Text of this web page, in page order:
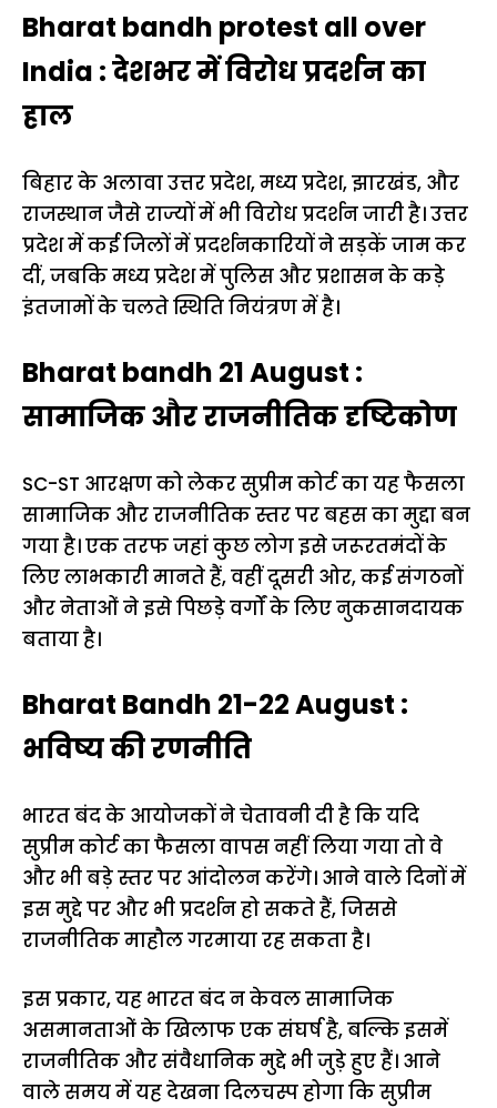
Bharat bandh protest all over
India : देशभर में विरोध प्रदर्शन का
हाल
बिहार के अलावा उत्तर प्रदेश, मध्य प्रदेश, झारखंड, और
राजस्थान जैसे राज्यों में भी विरोध प्रदर्शन जारी है। उत्तर
प्रदेश में कई जिलों में प्रदर्शनकारियों ने सड़कें जाम कर
दीं, जबकि मध्य प्रदेश में पुलिस और प्रशासन के कड़े
इंतजामों के चलते स्थिति नियंत्रण में है।
Bharat bandh 21 August :
सामाजिक और राजनीतिक दृष्टिकोण
SC-ST आरक्षण को लेकर सुप्रीम कोर्ट का यह फैसला
सामाजिक और राजनीतिक स्तर पर बहस का मुद्दा बन
गया है। एक तरफ जहां कुछ लोग इसे जरूरतमंदों के
लिए लाभकारी मानते हैं, वहीं दूसरी ओर, कई संगठनों
और नेताओं ने इसे पिछड़े वर्गों के लिए नुकसानदायक
बताया है।
Bharat Bandh 21-22 August :
भविष्य की रणनीति
भारत बंद के आयोजकों ने चेतावनी दी है कि यदि
सुप्रीम कोर्ट का फैसला वापस नहीं लिया गया तो वे
और भी बड़े स्तर पर आंदोलन करेंगे। आने वाले दिनों में
इस मुद्दे पर और भी प्रदर्शन हो सकते हैं, जिससे
राजनीतिक माहौल गरमाया रह सकता है।
इस प्रकार, यह भारत बंद न केवल सामाजिक
असमानताओं के खिलाफ एक संघर्ष है, बल्कि इसमें
राजनीतिक और संवैधानिक मुद्दे भी जुड़े हुए हैं। आने
वाले समय में यह देखना दिलचस्प होगा कि सुप्रीम